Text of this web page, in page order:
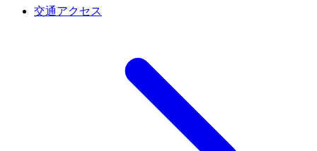
交通アクセス